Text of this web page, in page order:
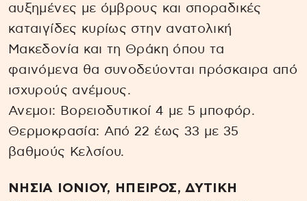
αυξημένες με όμβρους και σποραδικές
καταιγίδες κυρίως στην ανατολική
Μακεδονία και τη Θράκη όπου τα
φαινόμενα θα συνοδεύονται πρόσκαιρα από
ισχυρούς ανέμους.
Ανεμοι: Βορειοδυτικοί 4 με 5 μποφόρ.
Θερμοκρασία: Από 22 έως 33 με 35
βαθμούς Κελσίου.
ΝΗΣΙΑ ΙΟΝΙΟΥ, ΗΠΕΙΡΟΣ, ΔΥΤΙΚΗ